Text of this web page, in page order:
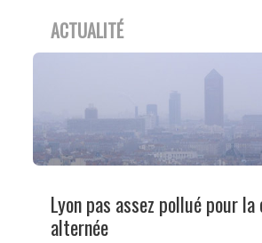
ACTUALITÉ
Lyon pas assez pollué pour
alternée